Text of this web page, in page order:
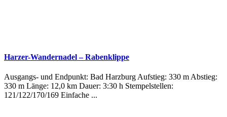
Harzer-Wandernadel – Rabenklippe
Ausgangs- und Endpunkt: Bad Harzburg Aufstieg: 330 m Abstieg:
330 m Länge: 12,0 km Dauer: 3:30 h Stempelstellen:
121/122/170/169 Einfache ...